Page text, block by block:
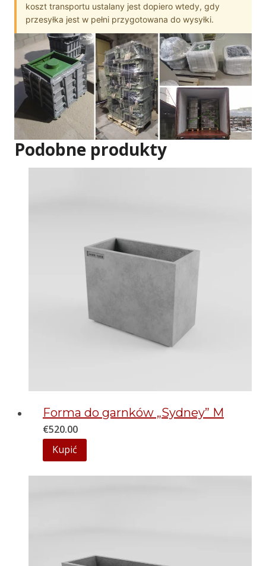
koszt transportu ustalany jest dopiero wtedy, gdy
przesyłka jest w pełni przygotowana do wysyłki.
Podobne produkty
Forma do garnków „Sydney” M
€520.00
Kupić